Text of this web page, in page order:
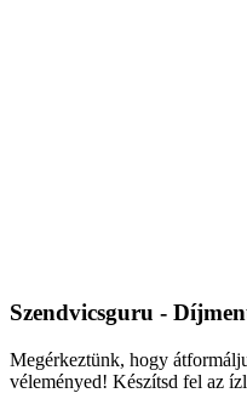
Szendvicsguru -
Megérkeztünk, hogy
véleményed! Készítsd fel az